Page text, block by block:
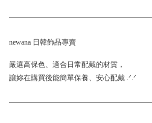
newana 日韓飾品專賣
嚴選高保色、適合日常配戴的材質，
讓妳在購買後能簡單保養、安心配戴 .ᐟ.ᐟ